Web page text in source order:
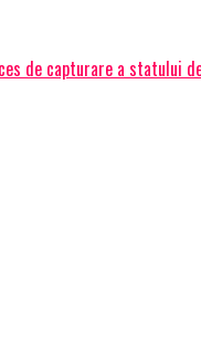
de capturare a